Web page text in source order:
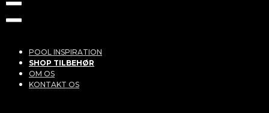
POOL INSPIRATION
SHOP TILBEHØR
OM OS
KONTAKT OS